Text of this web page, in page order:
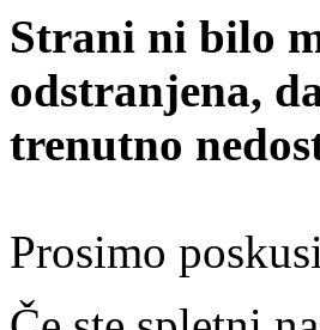
Strani ni bilo
odstranjena,
trenutno
Prosimo